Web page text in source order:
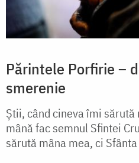
Părintele Porfirie –
smerenie
Ştii, când cineva îmi sărută
mână fac semnul Sfintei
sărută mâna mea, ci